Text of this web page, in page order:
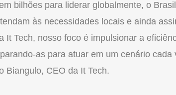
bilhões para liderar globalmente, o
às necessidades locais e ainda
It Tech, nosso foco é impulsionar a
as para atuar em um cenário cada
Biangulo, CEO da It Tech.